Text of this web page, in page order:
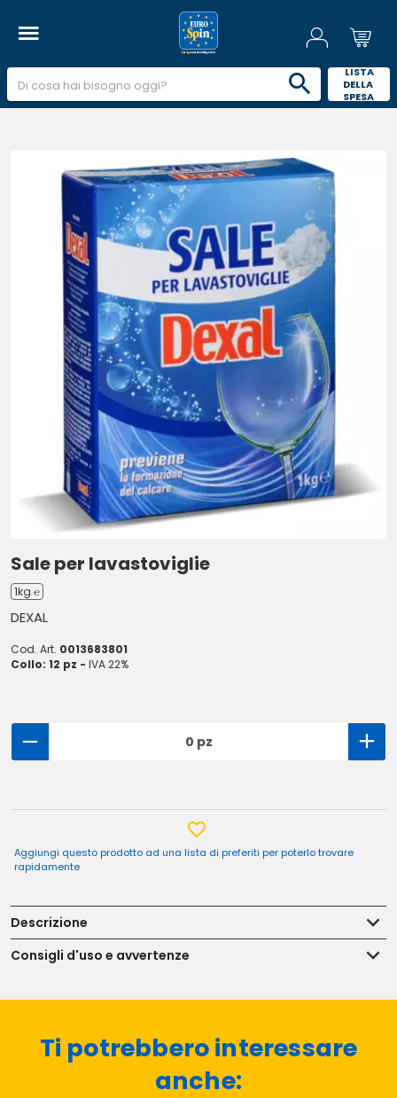
LISTA
DELLA
SPESA
Sale per lavastoviglie
1kg ℮
DEXAL
Cod. Art. 0013683801
Collo: 12 pz - IVA 22%
0 pz
Aggiungi questo prodotto ad una lista di preferiti per poterlo trovare
rapidamente
Descrizione
Consigli d'uso e avvertenze
Ti potrebbero interessare
anche: